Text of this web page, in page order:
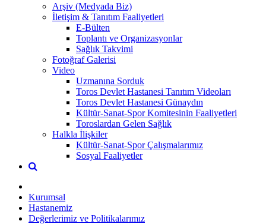
Arşiv (Medyada Biz)
İletişim & Tanıtım Faaliyetleri
E-Bülten
Toplantı ve Organizasyonlar
Sağlık Takvimi
Fotoğraf Galerisi
Video
Uzmanına Sorduk
Toros Devlet Hastanesi Tanıtım Videoları
Toros Devlet Hastanesi Günaydın
Kültür-Sanat-Spor Komitesinin Faaliyetleri
Toroslardan Gelen Sağlık
Halkla İlişkiler
Kültür-Sanat-Spor Çalışmalarımız
Sosyal Faaliyetler
Kurumsal
Hastanemiz
Değerlerimiz ve Politikalarımız